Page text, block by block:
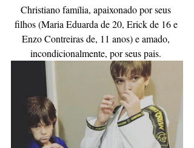
Christiano família, apaixonado por seus
filhos (Maria Eduarda de 20, Erick de 16 e
Enzo Contreiras de, 11 anos) e amado,
incondicionalmente, por seus pais.